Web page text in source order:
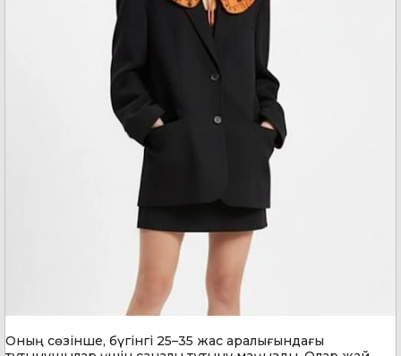
Оның сөзінше, бүгінгі 25–35 жас аралығындағы